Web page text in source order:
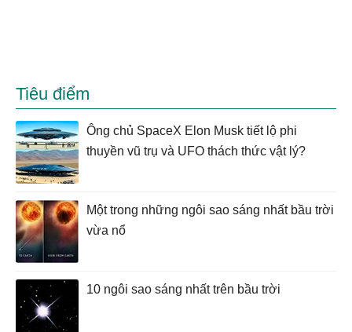
Tiêu điểm
Ông chủ SpaceX Elon Musk tiết lộ phi
thuyền vũ trụ và UFO thách thức vật lý?
Một trong những ngôi sao sáng nhất bầu trời
vừa nổ
10 ngôi sao sáng nhất trên bầu trời